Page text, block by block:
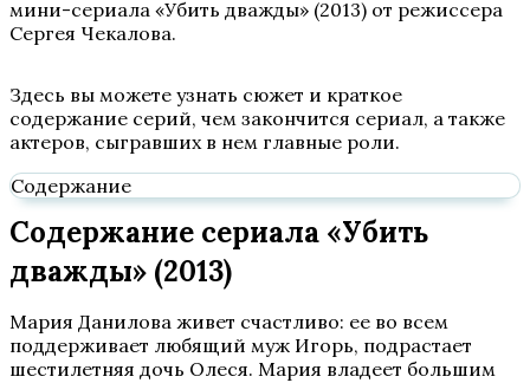
мини-сериала «Убить дважды» (2013) от режиссера
Сергея Чекалова.
Здесь вы можете узнать сюжет и краткое
содержание серий, чем закончится сериал, а также
актеров, сыгравших в нем главные роли.
Содержание
Содержание сериала «Убить
дважды» (2013)
Мария Данилова живет счастливо: ее во всем
поддерживает любящий муж Игорь, подрастает
шестилетняя дочь Олеся. Мария владеет большим